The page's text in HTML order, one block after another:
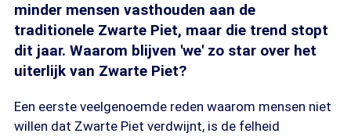
minder mensen vasthouden aan de
traditionele Zwarte Piet, maar die trend stopt
dit jaar. Waarom blijven 'we' zo star over het
uiterlijk van Zwarte Piet?
Een eerste veelgenoemde reden waarom mensen niet
willen dat Zwarte Piet verdwijnt, is de felheid